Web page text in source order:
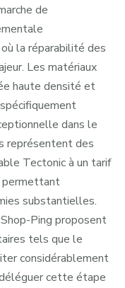
de
la réparabilité des
Les matériaux
haute densité et
dans le
représentent des
Tectonic à un tarif
permettant
substantielles.
Ping proposent
tels que le
considérablement
cette étape